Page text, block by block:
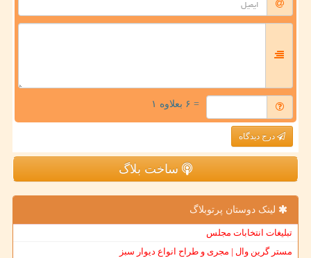
= ۶ بعلاوه ۱
درج دیدگاه
ساخت بلاگ
لینک دوستان پرتوبلاگ
تبلیغات انتخابات مجلس
مستر گرین وال | مجری و طراح انواع دیوار سبز